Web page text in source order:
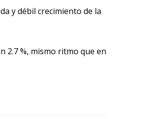
y débil crecimiento de la
2.7 %, mismo ritmo que en